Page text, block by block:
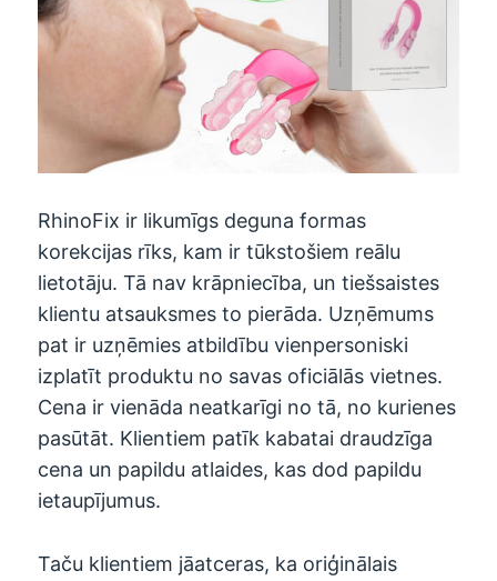
RhinoFix ir likumīgs deguna formas
korekcijas rīks, kam ir tūkstošiem reālu
lietotāju. Tā nav krāpniecība, un tiešsaistes
klientu atsauksmes to pierāda. Uzņēmums
pat ir uzņēmies atbildību vienpersoniski
izplatīt produktu no savas oficiālās vietnes.
Cena ir vienāda neatkarīgi no tā, no kurienes
pasūtāt. Klientiem patīk kabatai draudzīga
cena un papildu atlaides, kas dod papildu
ietaupījumus.
Taču klientiem jāatceras, ka oriģinālais